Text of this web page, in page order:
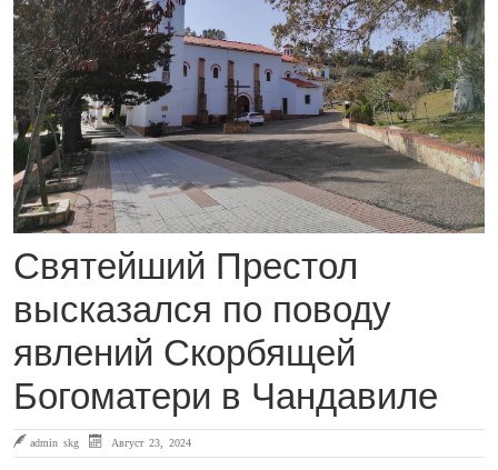
Святейший Престол
высказался по поводу
явлений Скорбящей
Богоматери в Чандавиле
admin skg Август 23, 2024